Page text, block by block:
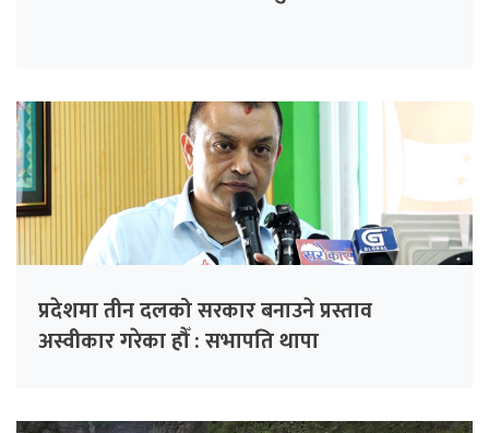
प्रदेशमा तीन दलको सरकार बनाउने प्रस्ताव
अस्वीकार गरेका हौँ : सभापति थापा